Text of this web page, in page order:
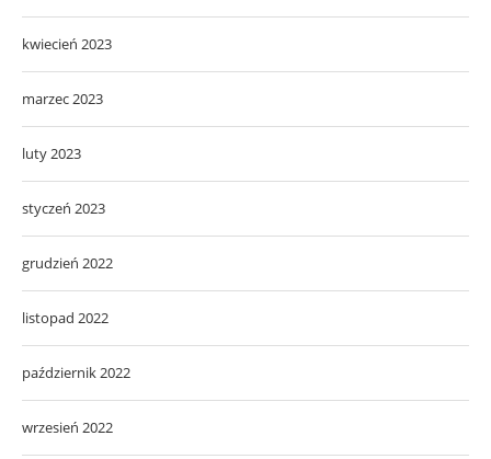
kwiecień 2023
marzec 2023
luty 2023
styczeń 2023
grudzień 2022
listopad 2022
październik 2022
wrzesień 2022